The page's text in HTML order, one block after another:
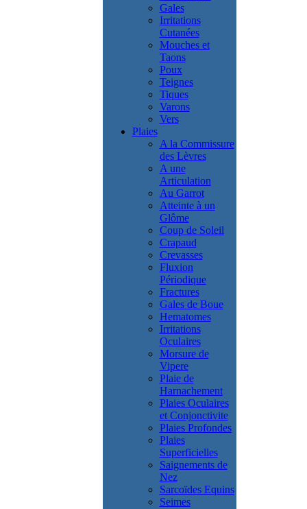
Gales
Irritations
Cutanées
Mouches et
Taons
Poux
Teignes
Tiques
Varons
Vers
Plaies
A la Commissure
des Lèvres
A une
Articulation
Au Garrot
Atteinte à un
Glôme
Coup de Soleil
Crapaud
Crevasses
Fluxion
Périodique
Fractures
Gales de Boue
Hematomes
Irritations
Oculaires
Morsure de
Vipere
Plaie de
Harnachement
Plaies Oculaires
et Conjonctivite
Plaies Profondes
Plaies
Superficielles
Saignements de
Nez
Sarcoïdes Equins
Seimes